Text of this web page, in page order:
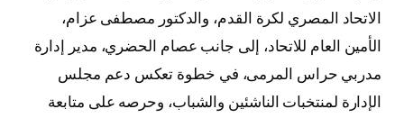
الاتحاد المصري لكرة القدم، والدكتور مصطفى عزام،
الأمين العام للاتحاد، إلى جانب عصام الحضري، مدير إدارة
مدربي حراس المرمى، في خطوة تعكس دعم مجلس
الإدارة لمنتخبات الناشئين والشباب، وحرصه على متابعة